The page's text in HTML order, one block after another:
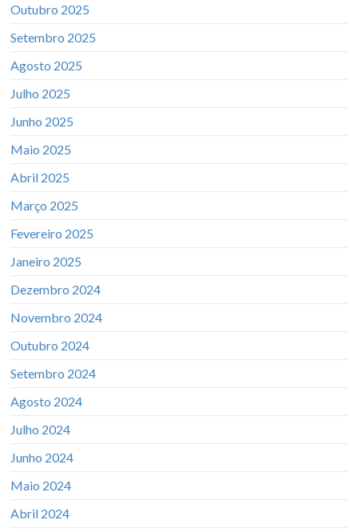
Outubro 2025
Setembro 2025
Agosto 2025
Julho 2025
Junho 2025
Maio 2025
Abril 2025
Março 2025
Fevereiro 2025
Janeiro 2025
Dezembro 2024
Novembro 2024
Outubro 2024
Setembro 2024
Agosto 2024
Julho 2024
Junho 2024
Maio 2024
Abril 2024